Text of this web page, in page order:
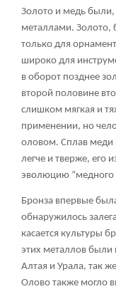
Золото и медь
металлами. Золото,
только для
широко для
в оборот позднее
второй половине
слишком мягкая и
применении, но
оловом. Сплав меди
легче и тверже, его
эволюцию “медного
Бронза впервые
обнаружилось
касается культуры
этих металлов были
Алтая и Урала, так
Олово также могло